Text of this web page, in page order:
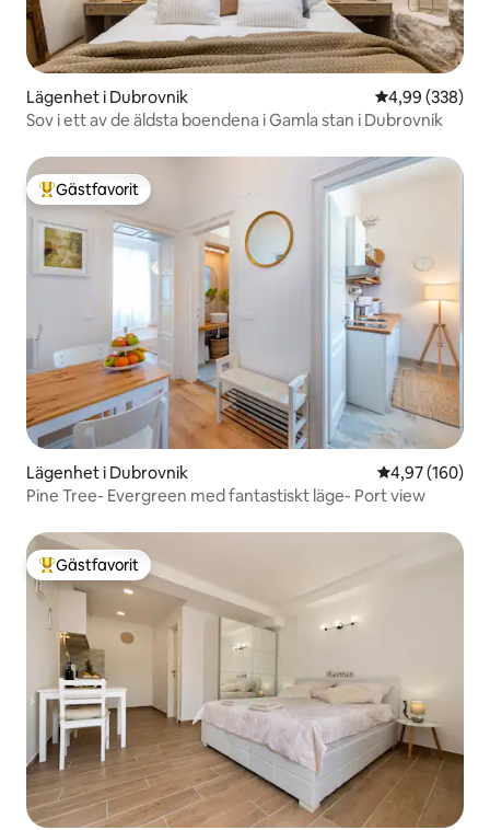
Lägenhet i Dubrovnik 4,99 av 5 i
4,99 (338)
Sov i ett av de äldsta boendena i Gamla stan i Dubrovnik
Populär gästfavorit
Gästfavorit
Lägenhet i Dubrovnik 4,97 av 5 i
4,97 (160)
Pine Tree- Evergreen med fantastiskt läge- Port view
Populär gästfavorit
Gästfavorit